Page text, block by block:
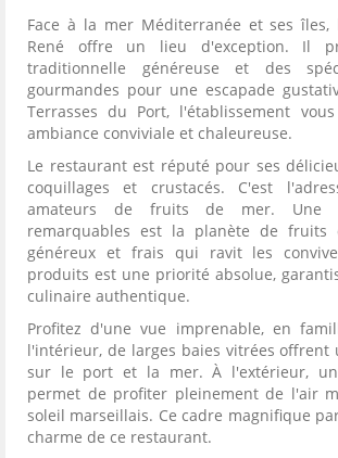
Face à la mer Méditerranée et ses îles,
René offre un lieu d'exception. Il
traditionnelle généreuse et des
gourmandes pour une escapade
Terrasses du Port, l'établissement
ambiance conviviale et chaleureuse.
Le restaurant est réputé pour ses
coquillages et crustacés. C'est
amateurs de fruits de mer. Une
remarquables est la planète de
généreux et frais qui ravit les
produits est une priorité absolue,
culinaire authentique.
Profitez d'une vue imprenable, en
l'intérieur, de larges baies vitrées offrent
sur le port et la mer. À l'extérieur,
permet de profiter pleinement de l'air
soleil marseillais. Ce cadre magnifique
charme de ce restaurant.